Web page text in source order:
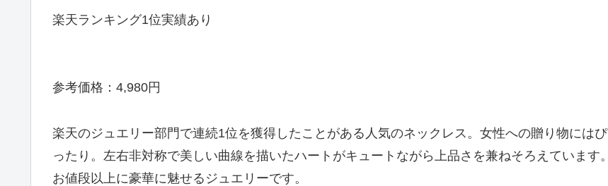
楽天ランキング1位実績あり
参考価格：4,980円
楽天のジュエリー部門で連続1位を獲得したことがある人気のネックレス。女性への贈り物にはぴ
ったり。左右非対称で美しい曲線を描いたハートがキュートながら上品さを兼ねそろえています。
お値段以上に豪華に魅せるジュエリーです。